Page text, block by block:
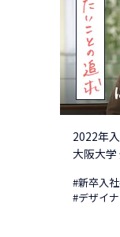
2022年
大阪大学
#新卒入社
#デザイ